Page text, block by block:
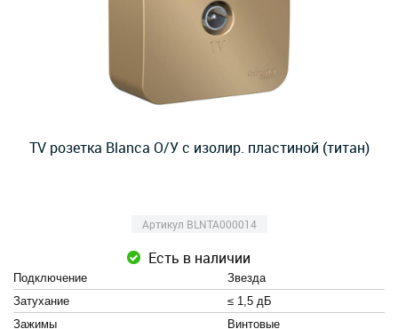
TV розетка Blanca О/У с изолир. пластиной (титан)
Артикул BLNTA000014
Есть в наличии
Подключение
Звезда
Затухание
≤ 1,5 дБ
Зажимы
Винтовые